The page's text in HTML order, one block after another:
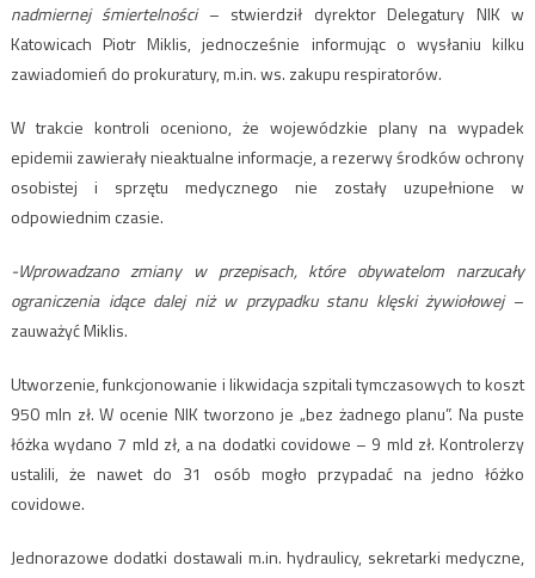
nadmiernej śmiertelności– stwierdził dyrektor Delegatury NIK w
Katowicach Piotr Miklis, jednocześnie informując o wysłaniu kilku
zawiadomień do prokuratury, m.in. ws. zakupu respiratorów.
W trakcie kontroli oceniono, że wojewódzkie plany na wypadek
epidemii zawierały nieaktualne informacje, a rezerwy środków ochrony
osobistej i sprzętu medycznego nie zostały uzupełnione w
odpowiednim czasie.
-Wprowadzano zmiany w przepisach, które obywatelom narzucały
ograniczenia idące dalej niż w przypadku stanu klęski żywiołowej–
zauważyć Miklis.
Utworzenie, funkcjonowanie i likwidacja szpitali tymczasowych to koszt
950 mln zł. W ocenie NIK tworzono je „bez żadnego planu”. Na puste
łóżka wydano 7 mld zł, a na dodatki covidowe – 9 mld zł. Kontrolerzy
ustalili, że nawet do 31 osób mogło przypadać na jedno łóżko
covidowe.
Jednorazowe dodatki dostawali m.in. hydraulicy, sekretarki medyczne,